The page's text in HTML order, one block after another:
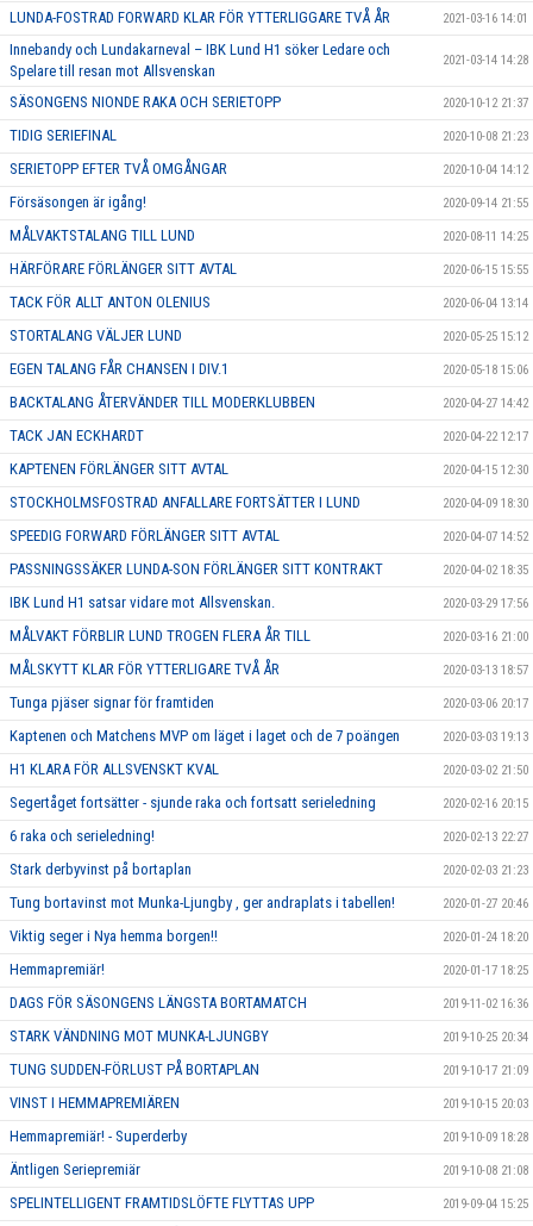
LUNDA-FOSTRAD FORWARD KLAR FÖR YTTERLIGGARE TVÅ ÅR 2021-03-16 14:01
Innebandy och Lundakarneval – IBK Lund H1 söker Ledare och
Spelare till resan mot Allsvenskan
2021-03-14 14:28
SÄSONGENS NIONDE RAKA OCH SERIETOPP 2020-10-12 21:37
TIDIG SERIEFINAL 2020-10-08 21:23
SERIETOPP EFTER TVÅ OMGÅNGAR 2020-10-04 14:12
Försäsongen är igång! 2020-09-14 21:55
MÅLVAKTSTALANG TILL LUND 2020-08-11 14:25
HÄRFÖRARE FÖRLÄNGER SITT AVTAL 2020-06-15 15:55
TACK FÖR ALLT ANTON OLENIUS 2020-06-04 13:14
STORTALANG VÄLJER LUND 2020-05-25 15:12
EGEN TALANG FÅR CHANSEN I DIV.1 2020-05-18 15:06
BACKTALANG ÅTERVÄNDER TILL MODERKLUBBEN 2020-04-27 14:42
TACK JAN ECKHARDT 2020-04-22 12:17
KAPTENEN FÖRLÄNGER SITT AVTAL 2020-04-15 12:30
STOCKHOLMSFOSTRAD ANFALLARE FORTSÄTTER I LUND 2020-04-09 18:30
SPEEDIG FORWARD FÖRLÄNGER SITT AVTAL 2020-04-07 14:52
PASSNINGSSÄKER LUNDA-SON FÖRLÄNGER SITT KONTRAKT 2020-04-02 18:35
IBK Lund H1 satsar vidare mot Allsvenskan. 2020-03-29 17:56
MÅLVAKT FÖRBLIR LUND TROGEN FLERA ÅR TILL 2020-03-16 21:00
MÅLSKYTT KLAR FÖR YTTERLIGARE TVÅ ÅR 2020-03-13 18:57
Tunga pjäser signar för framtiden 2020-03-06 20:17
Kaptenen och Matchens MVP om läget i laget och de 7 poängen 2020-03-03 19:13
H1 KLARA FÖR ALLSVENSKT KVAL 2020-03-02 21:50
Segertåget fortsätter - sjunde raka och fortsatt serieledning 2020-02-16 20:15
6 raka och serieledning! 2020-02-13 22:27
Stark derbyvinst på bortaplan 2020-02-03 21:23
Tung bortavinst mot Munka-Ljungby , ger andraplats i tabellen! 2020-01-27 20:46
Viktig seger i Nya hemma borgen!! 2020-01-24 18:20
Hemmapremiär! 2020-01-17 18:25
DAGS FÖR SÄSONGENS LÄNGSTA BORTAMATCH 2019-11-02 16:36
STARK VÄNDNING MOT MUNKA-LJUNGBY 2019-10-25 20:34
TUNG SUDDEN-FÖRLUST PÅ BORTAPLAN 2019-10-17 21:09
VINST I HEMMAPREMIÄREN 2019-10-15 20:03
Hemmapremiär! - Superderby 2019-10-09 18:28
Äntligen Seriepremiär 2019-10-08 21:08
SPELINTELLIGENT FRAMTIDSLÖFTE FLYTTAS UPP 2019-09-04 15:25